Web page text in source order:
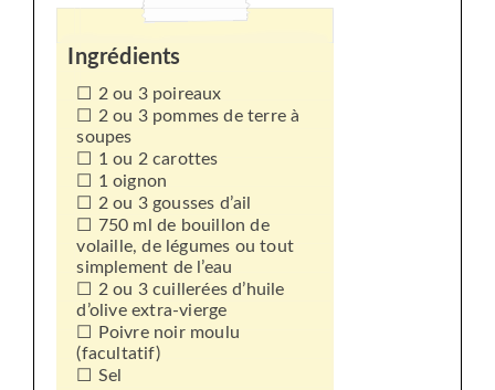
Ingrédients
2 ou 3 poireaux
2 ou 3 pommes de terre à
soupes
1 ou 2 carottes
1 oignon
2 ou 3 gousses d’ail
750 ml de bouillon de
volaille, de légumes ou tout
simplement de l’eau
2 ou 3 cuillerées d’huile
d’olive extra-vierge
Poivre noir moulu
(facultatif)
Sel